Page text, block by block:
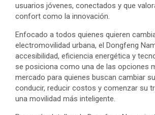
usuarios jóvenes, conectados y que
confort como la innovación.
Enfocado a todos quienes quieren
electromovilidad urbana, el Dongfeng
accesibilidad, eficiencia energética y
se posiciona como una de las opciones
mercado para quienes buscan cambiar
conducir, reducir costos y comenzar su
una movilidad más inteligente.